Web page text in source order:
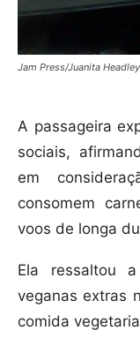
Jam Press/Juanita Headley
A passageira
sociais,
em
consomem
voos de longa
Ela ressaltou
veganas extras
comida